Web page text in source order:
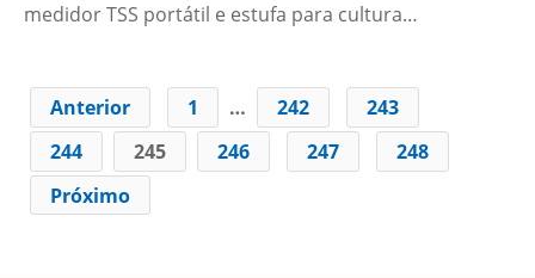
medidor TSS portátil e estufa para cultura…
Anterior 1 … 242
243
244
245 246 247
248
Próximo